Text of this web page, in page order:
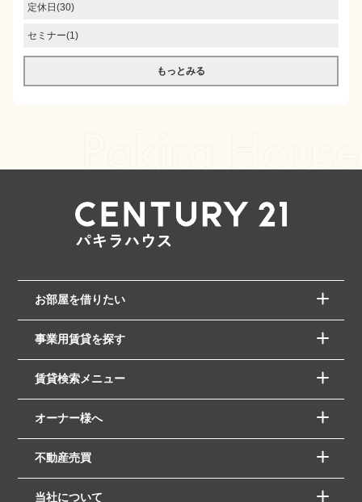
定休日(30)
セミナー(1)
もっとみる
お部屋を借りたい
事業用賃貸を探す
賃貸検索メニュー
オーナー様へ
不動産売買
当社について